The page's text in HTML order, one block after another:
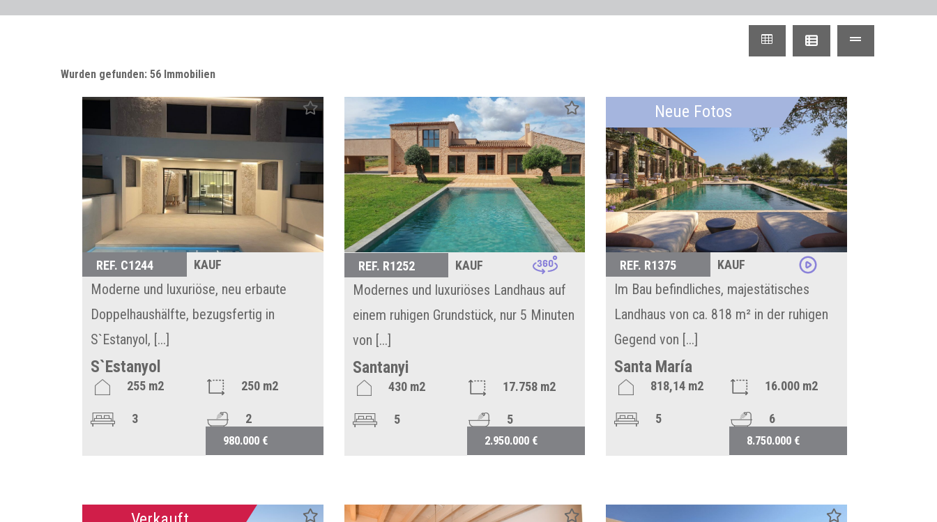
Wurden gefunden: 56 Immobilien
REF. C1244 KAUF
Moderne und luxuriöse, neu erbaute
Doppelhaushälfte, bezugsfertig in
S`Estanyol, [...]
S`Estanyol
255 m2 250 m2
3 2
980.000 €
REF. R1252 KAUF
Modernes und luxuriöses Landhaus auf
einem ruhigen Grundstück, nur 5 Minuten
von [...]
Santanyi
430 m2 17.758 m2
5 5
2.950.000 €
Neue Fotos
REF. R1375 KAUF
Im Bau befindliches, majestätisches
Landhaus von ca. 818 m² in der ruhigen
Gegend von [...]
Santa María
818,14 m2 16.000 m2
5 6
8.750.000 €